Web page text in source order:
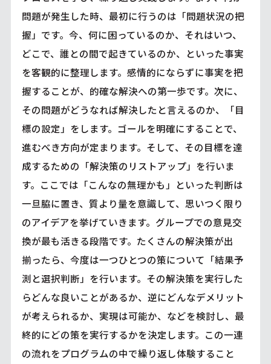
問題が発生した時、最初に行うのは「問題状況の把
握」です。今、何に困っているのか、それはいつ、
どこで、誰との間で起きているのか、といった事実
を客観的に整理します。感情的にならずに事実を把
握することが、的確な解決への第一歩です。次に、
その問題がどうなれば解決したと言えるのか、「目
標の設定」をします。ゴールを明確にすることで、
進むべき方向が定まります。そして、その目標を達
成するための「解決策のリストアップ」を行いま
す。ここでは「こんなの無理かも」といった判断は
一旦脇に置き、質より量を意識して、思いつく限り
のアイデアを挙げていきます。グループでの意見交
換が最も活きる段階です。たくさんの解決策が出
揃ったら、今度は一つひとつの策について「結果予
測と選択判断」を行います。その解決策を実行した
らどんな良いことがあるか、逆にどんなデメリット
が考えられるか、実現は可能か、などを検討し、最
終的にどの策を実行するかを決定します。この一連
の流れをプログラムの中で繰り返し体験すること